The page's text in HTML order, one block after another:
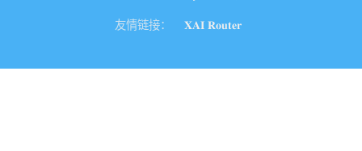
友情链接： 𝐗𝐀𝐈 𝐑𝐨𝐮𝐭𝐞𝐫